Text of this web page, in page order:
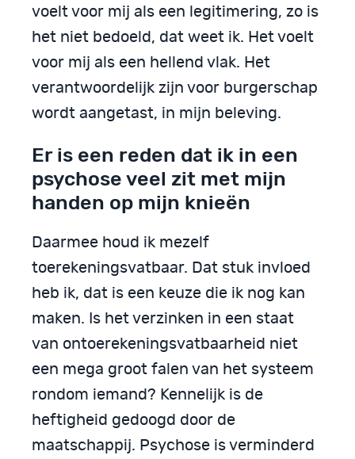
voelt voor mij als een legitimering, zo is
het niet bedoeld, dat weet ik. Het voelt
voor mij als een hellend vlak. Het
verantwoordelijk zijn voor burgerschap
wordt aangetast, in mijn beleving.
Er is een reden dat ik in een
psychose veel zit met mijn
handen op mijn knieën
Daarmee houd ik mezelf
toerekeningsvatbaar. Dat stuk invloed
heb ik, dat is een keuze die ik nog kan
maken. Is het verzinken in een staat
van ontoerekeningsvatbaarheid niet
een mega groot falen van het systeem
rondom iemand? Kennelijk is de
heftigheid gedoogd door de
maatschappij. Psychose is verminderd